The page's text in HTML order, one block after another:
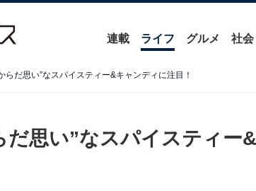
連載 ライフ グルメ 社会
らだ思い”なスパイスティー&キャンディに注目！
だ思い”なスパイスティー